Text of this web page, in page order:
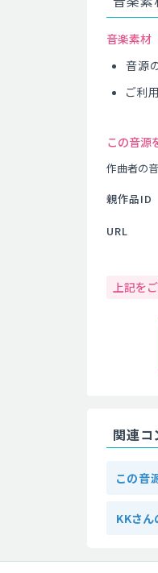
音楽素材
音源
ご利
この音源
作曲者の
親作品ID
URL
上記を
関連コ
この音
KKさ